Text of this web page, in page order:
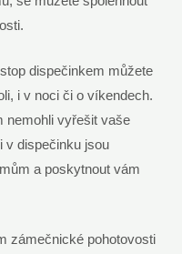
dispečinkem můžete
​i v⁣ noci či o víkendech.‍
nemohli vyřešit vaše
v ⁢dispečinku jsou
a poskytnout ⁢vám
zámečnické pohotovosti